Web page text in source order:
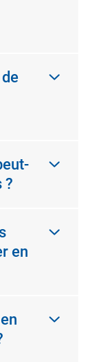
?
en